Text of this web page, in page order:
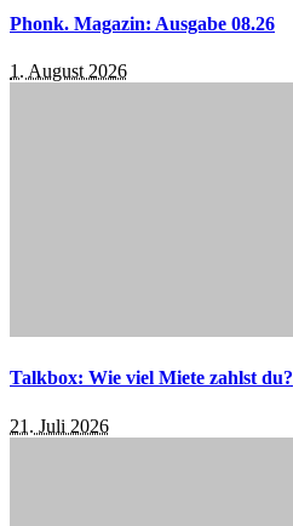
Phonk. Magazin: Ausgabe 08.26
1. August 2026
Talkbox: Wie viel Miete zahlst du?
21. Juli 2026